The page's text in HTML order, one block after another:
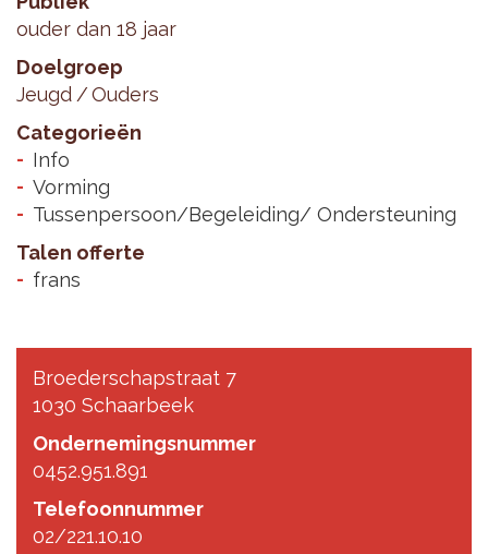
ouder dan 18 jaar
Doelgroep
Jeugd
Ouders
Categorieën
Info
Vorming
Tussenpersoon/Begeleiding/ Ondersteuning
Talen offerte
frans
Broederschapstraat 7
1030 Schaarbeek
Ondernemingsnummer
0452.951.891
Telefoonnummer
02/221.10.10